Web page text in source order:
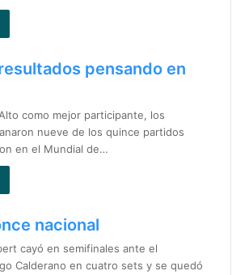
pensando en
como mejor participante, los
nueve de los quince partidos
en el Mundial de…
nacional
cayó en semifinales ante el
Calderano en cuatro sets y se quedó